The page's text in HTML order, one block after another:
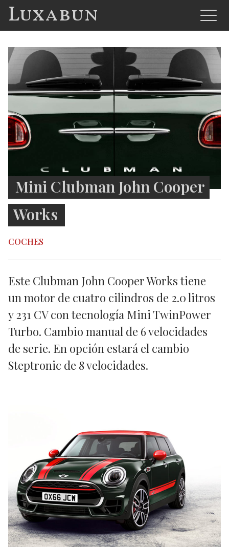
Luxabun
Mini Clubman John Cooper
Works
COCHES
Este Clubman John Cooper Works tiene
un motor de cuatro cilindros de 2.0 litros
y 231 CV con tecnología Mini TwinPower
Turbo. Cambio manual de 6 velocidades
de serie. En opción estará el cambio
Steptronic de 8 velocidades.